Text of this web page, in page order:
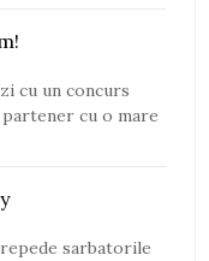
cu un concurs
cu o mare
sarbatorile